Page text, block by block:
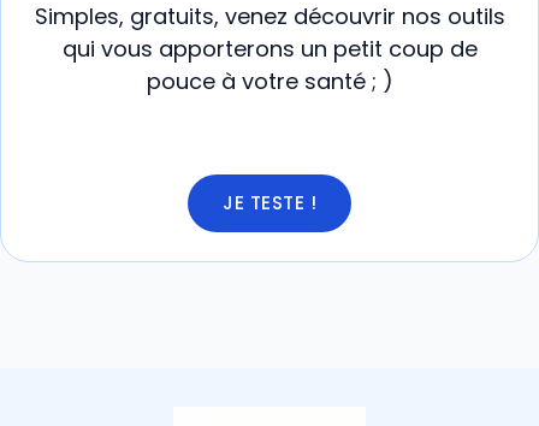
Simples, gratuits, venez découvrir nos outils
qui vous apporterons un petit coup de
pouce à votre santé ; )
JE TESTE !